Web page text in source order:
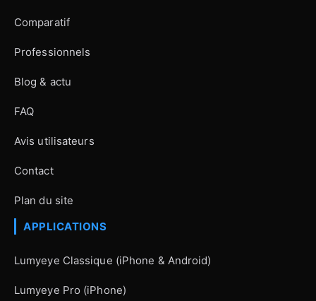
Comparatif
Professionnels
Blog & actu
FAQ
Avis utilisateurs
Contact
Plan du site
APPLICATIONS
Lumyeye Classique (iPhone & Android)
Lumyeye Pro (iPhone)